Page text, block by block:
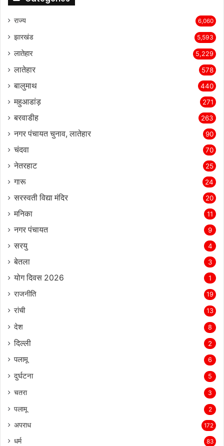
राज्‍य 6,060
झारखंड 5,593
लातेहार 5,229
लातेहार 578
बालुमाथ 440
महुआडांड़ 271
बरवाडीह 263
नगर पंचायत चुनाव, लातेहार 90
चंदवा 70
नेतरहाट 25
गारू 24
सरस्‍वती विद्या मंदिर 20
मनिका 11
नगर पंचायत 9
सरयु 4
बेतला 3
योग दिवस 2026 1
राजनीति 19
रांची 13
देश 8
दिल्‍ली 2
पलामू 6
दुर्घटना 5
चतरा 3
पलामू 2
अपराध 172
धर्म 83